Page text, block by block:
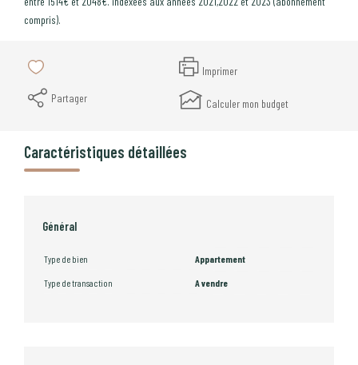
compris).
Imprimer
Partager
Calculer mon budget
Caractéristiques détaillées
Général
Type de bien Appartement
Type de transaction A vendre